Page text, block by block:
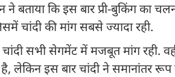
बताया कि इस बार प्री-बुकिंग का
चांदी की मांग सबसे ज्यादा रही.
सभी सेगमेंट में मजबूत मांग रही.
लेकिन इस बार चांदी ने समानांतर